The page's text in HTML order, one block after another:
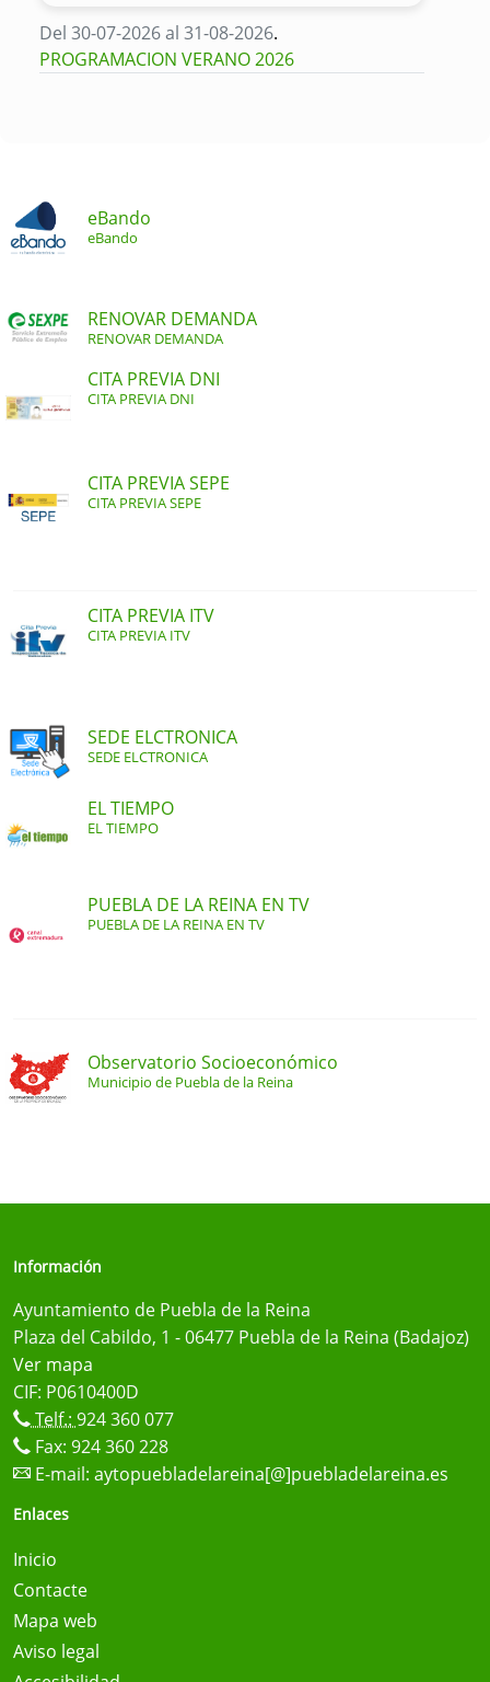
Del 30-07-2026 al 31-08-2026.
PROGRAMACION VERANO 2026
eBando
eBando
RENOVAR DEMANDA
RENOVAR DEMANDA
CITA PREVIA DNI
CITA PREVIA DNI
CITA PREVIA SEPE
CITA PREVIA SEPE
CITA PREVIA ITV
CITA PREVIA ITV
SEDE ELCTRONICA
SEDE ELCTRONICA
EL TIEMPO
EL TIEMPO
PUEBLA DE LA REINA EN TV
PUEBLA DE LA REINA EN TV
Observatorio Socioeconómico
Municipio de Puebla de la Reina
Información
Ayuntamiento de Puebla de la Reina
Plaza del Cabildo, 1 - 06477 Puebla de la Reina (Badajoz)
Ver mapa
CIF: P0610400D
Telf.: 924 360 077
Fax: 924 360 228
E-mail: aytopuebladelareina[@]puebladelareina.es
Enlaces
Inicio
Contacte
Mapa web
Aviso legal